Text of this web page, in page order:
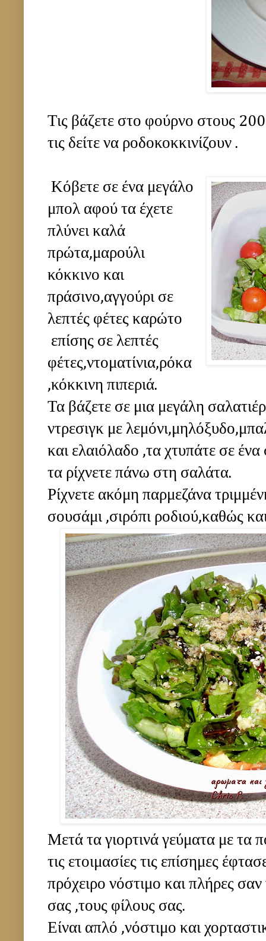
Τις βάζετε στο φούρνο στους
τις δείτε να ροδοκοκκινίζουν .
Κόβετε σε ένα μεγάλο
μπολ αφού τα έχετε
πλύνει καλά
πρώτα,μαρούλι
κόκκινο και
πράσινο,αγγούρι σε
λεπτές φέτες καρώτο
επίσης σε λεπτές
φέτες,ντοματίνια,ρόκα
,κόκκινη πιπεριά.
Τα βάζετε σε μια μεγάλη
ντρεσιγκ με
και ελαιόλαδο ,τα χτυπάτε σε
τα ρίχνετε πάνω στη σαλάτα.
Ρίχνετε ακόμη παρμεζάνα
σουσάμι ,σιρόπι ροδιού,καθώς
Μετά τα γιορτινά γεύματα με τα
τις ετοιμασίες τις επίσημες
πρόχειρο νόστιμο και πλήρες σαν
σας ,τους φίλους σας.
Είναι απλό ,νόστιμο και